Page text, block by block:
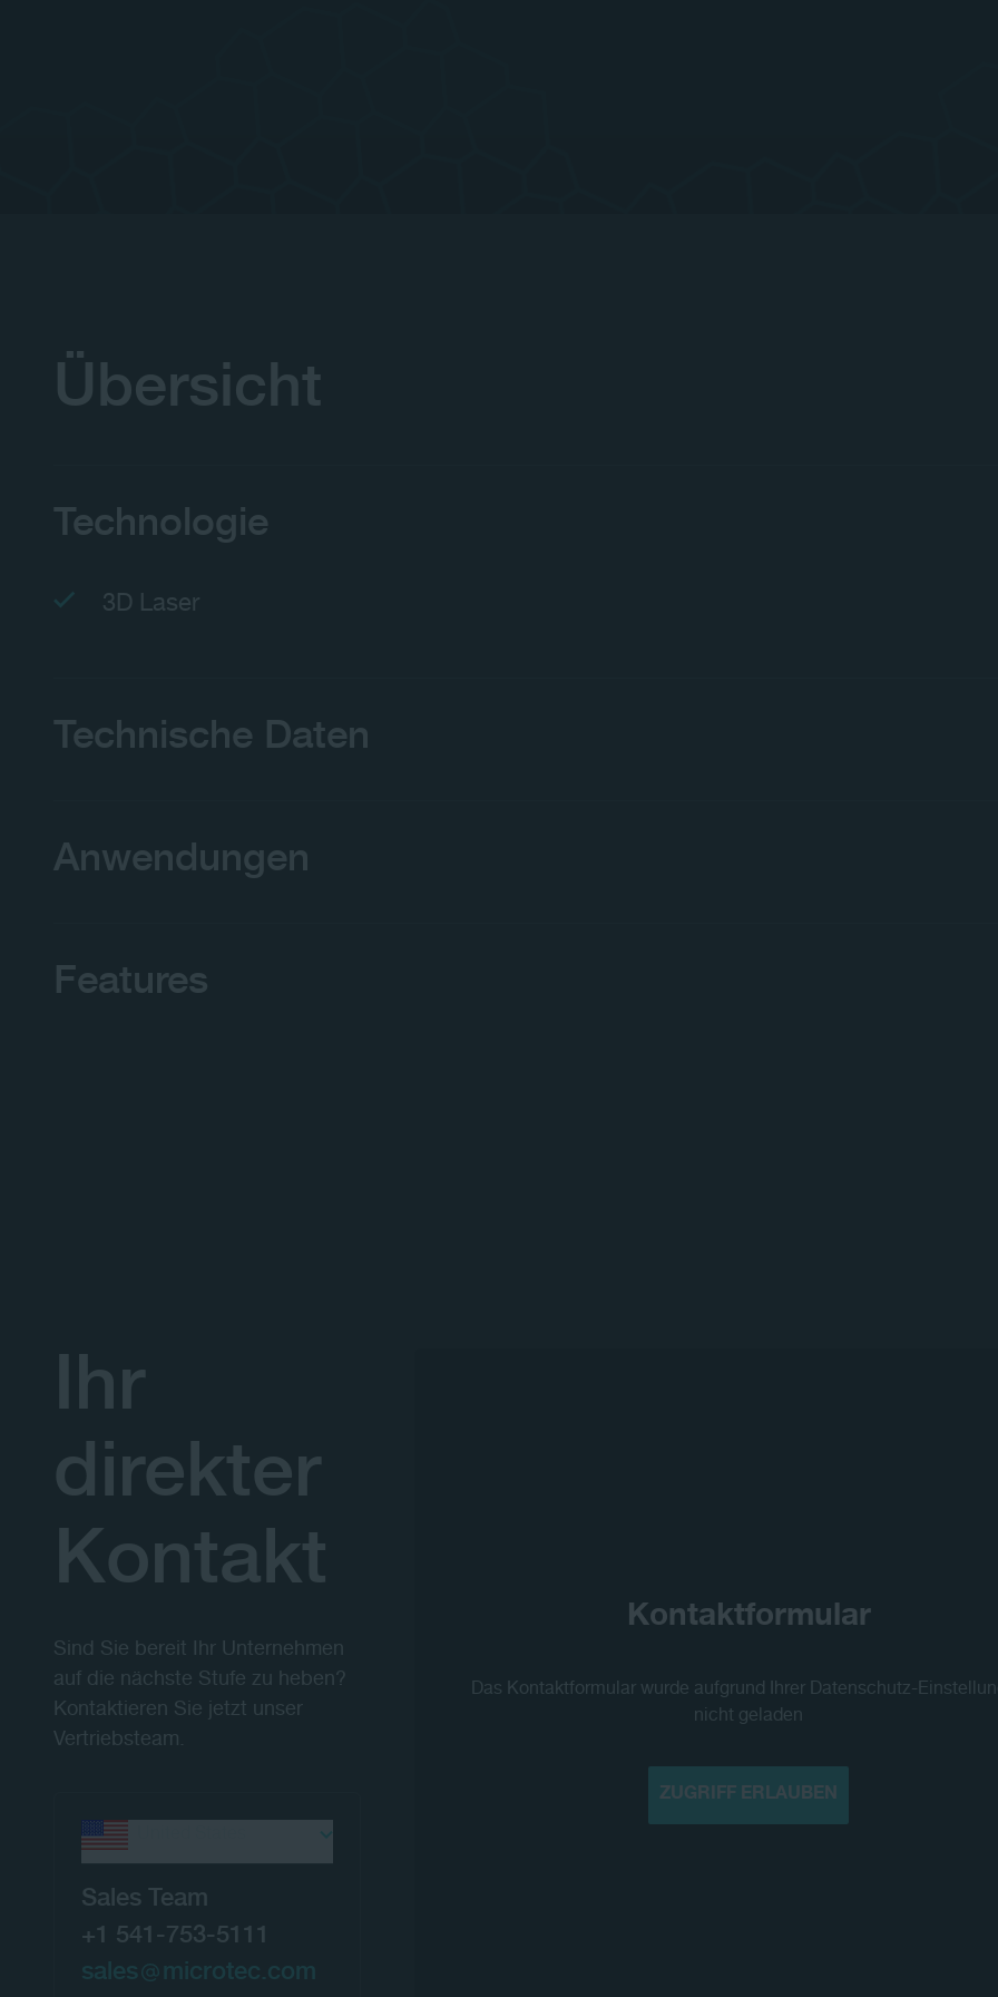
Übersicht
Technologie
3D Laser
Technische Daten
Anwendungen
Features
Ihr
direkter
Kontakt
Sind Sie bereit Ihr Unternehmen
auf die nächste Stufe zu heben?
Kontaktieren Sie jetzt unser
Vertriebsteam.
Sales Team
+1 541-753-5111
Kontaktformular
Das Kontaktformular wurde aufgrund Ihrer Datenschutz-
nicht geladen
ZUGRIFF ERLAUBEN